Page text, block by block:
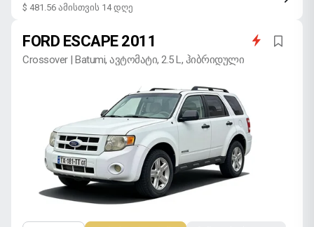
$ 481.56 ამისთვის 14 დღე
FORD ESCAPE 2011
Crossover | Batumi, ავტომატი, 2.5 L, ჰიბრიდული